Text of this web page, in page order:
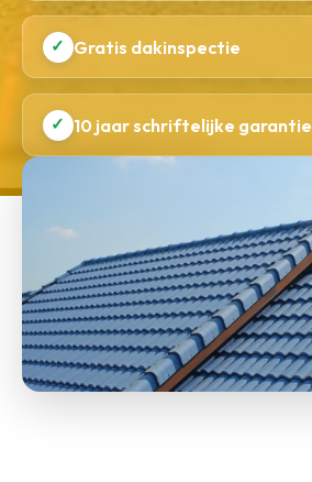
✓ Gratis dakinspectie
✓ 10 jaar schriftelijke garantie